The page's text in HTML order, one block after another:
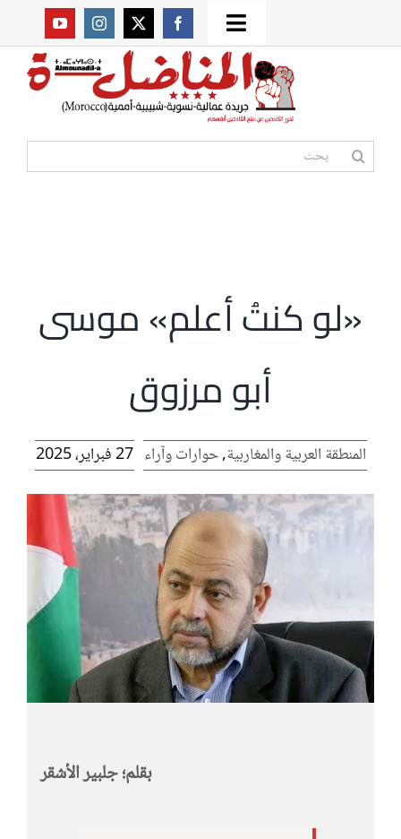
to
Toggle
Navigation
من نحن؟
مقالات
افتتاحية موقع المناضل-ة
روابط
البحث
«لو كنتُ أعلم» موسى
أبو مرزوق
المنطقة العربية والمغاربية,حوارات وآراء 27 فبراير، 2025
بقلم؛ جلبير الأشقر